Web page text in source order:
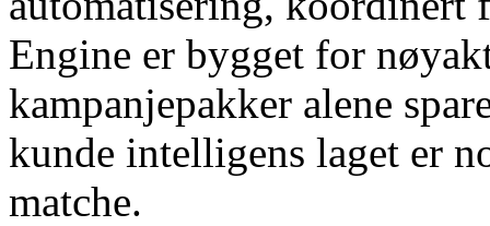
Engine er bygget for
kampanjepakker alene
kunde intelligens laget er
matche.